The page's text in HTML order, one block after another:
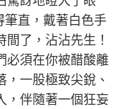
直，戴著白色手
了，沾沾先生！
必須在你被醋酸離
一股極致尖銳、
，伴隨著一個狂妄